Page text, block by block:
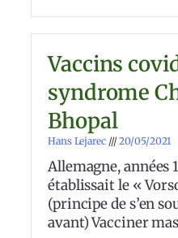
Vaccins
syndrome
Bhopal
Hans Lejarec 20/05/2021
Allemagne, années
établissait le «
(principe de s’en
avant) Vacciner